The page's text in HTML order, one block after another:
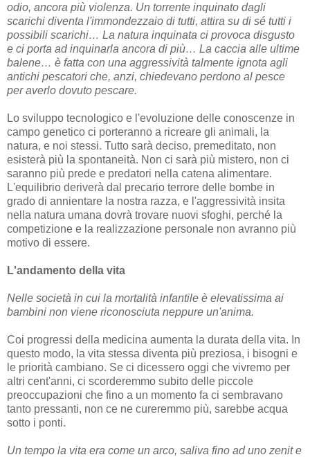
odio, ancora più violenza. Un torrente inquinato dagli
scarichi diventa l'immondezzaio di tutti, attira su di sé tutti i
possibili scarichi… La natura inquinata ci provoca disgusto
e ci porta ad inquinarla ancora di più… La caccia alle ultime
balene… è fatta con una aggressività talmente ignota agli
antichi pescatori che, anzi, chiedevano perdono al pesce
per averlo dovuto pescare.
Lo sviluppo tecnologico e l'evoluzione delle conoscenze in
campo genetico ci porteranno a ricreare gli animali, la
natura, e noi stessi. Tutto sarà deciso, premeditato, non
esisterà più la spontaneità. Non ci sarà più mistero, non ci
saranno più prede e predatori nella catena alimentare.
L'equilibrio deriverà dal precario terrore delle bombe in
grado di annientare la nostra razza, e l'aggressività insita
nella natura umana dovrà trovare nuovi sfoghi, perché la
competizione e la realizzazione personale non avranno più
motivo di essere.
L'andamento della vita
Nelle società in cui la mortalità infantile è elevatissima ai
bambini non viene riconosciuta neppure un'anima.
Coi progressi della medicina aumenta la durata della vita. In
questo modo, la vita stessa diventa più preziosa, i bisogni e
le priorità cambiano. Se ci dicessero oggi che vivremo per
altri cent'anni, ci scorderemmo subito delle piccole
preoccupazioni che fino a un momento fa ci sembravano
tanto pressanti, non ce ne cureremmo più, sarebbe acqua
sotto i ponti.
Un tempo la vita era come un arco, saliva fino ad uno zenit e